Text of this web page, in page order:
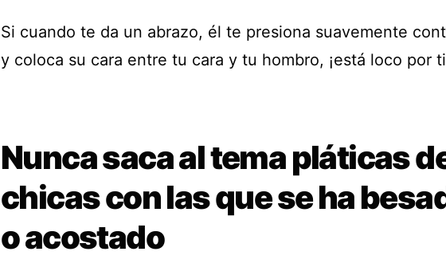
Si cuando te da un abrazo, él te presiona suavemente
y coloca su cara entre tu cara y tu hombro, ¡está loco por
Nunca saca al tema pláticas
chicas con las que se ha
o acostado